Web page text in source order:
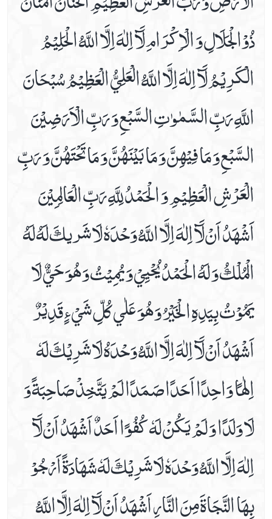
ذُوْالْجَلَالِ وَ الْاِكْرَامِ لَآ اِلٰهَ اِلَّا اللَّهُ الْحَلِيْمُ
الْكَرِيْمُ لَآ اِلٰهَ اِلَّا اللَّهُ الْعَلِيُّ الْعَظِيْمُ سُبْحَانَ
اللَّهِ رَبِّ السَّمٰوٰتِ السَّبْعِ وَ رَبِّ الْاَرَضِيْنَ
السَّبْعِ وَ مَا فِيْهِنَّ وَ مَا بَيْنَهُنَّ وَ مَا تَحْتَهُنَّ وَ رَبِّ
الْعَرْشِ الْعَظِيْمِ وَ الْحَمْدُ لِلَّهِ رَبِّ الْعَالِمِيْنَ
اَشْهَدُ اَنْ لَآ اِلٰهَ اِلَّا اللَّهُ وَحْدَهٗ لَا شَريكَ لَهُ لَهُ
الْمُلْكُ وَ لَهُ الْحَمْدُ يُحْيِيْ وَ يُمِيْتُ وَ هُوَ حَيٌّ لَا
يَمُوْتُ بِيَدِهِ الْخَيْرُ وَ هُوَ عَلٰي كُلِّ شَيْ ءٍ قَدِيْرٌ
اَشْهَدُ اَنْ لَآ اِلٰهَ اِلَّا اللَّهُ وَحْدَهُ لَا شَرِيْكَ لَهٗ
اِلٰهًا وَاحِدًا اَحَدًا صَمَدًا لَمْ يَتَّخِذْ صَاحِبَةً وَ
لَا وَلَدًا وَ لَمْ يَكُنْ لَهٗ كُفُوًا اَحَدٌ اَشْهَدُ اَنْ لَآ
اِلٰهَ اِلَّا اللَّهُ وَحْدَهٗ لَا شَرِيْكَ لَهٗ شَهَادَةً اَرْجُوْ
بِهَا النَّجَاةَ مِنَ النَّارِ اَشْهَدُ اَنْ لَآ اِلٰهَ اِلَّا اللَّهُ